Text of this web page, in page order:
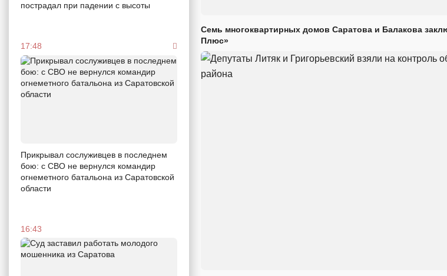
пострадал при падении с высоты
17:48
Прикрывал сослуживцев в последнем
бою: с СВО не вернулся командир
огнеметного батальона из Саратовской
области
16:43
Семь многоквартирных домов Саратова и Балакова
Плюс»